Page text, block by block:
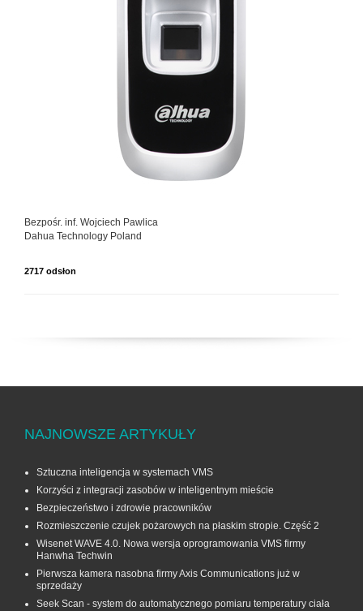
Bezpośr. inf. Wojciech Pawlica
Dahua Technology Poland
2717 odsłon
NAJNOWSZE ARTYKUŁY
Sztuczna inteligencja w systemach VMS
Korzyści z integracji zasobów w inteligentnym mieście
Bezpieczeństwo i zdrowie pracowników
Rozmieszczenie czujek pożarowych na płaskim stropie. Część 2
Wisenet WAVE 4.0. Nowa wersja oprogramowania VMS firmy
Hanwha Techwin
Pierwsza kamera nasobna firmy Axis Communications już w
sprzedaży
Seek Scan - system do automatycznego pomiaru temperatury ciała